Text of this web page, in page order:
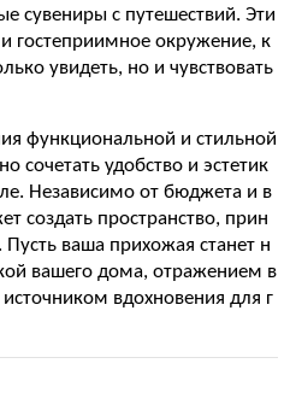
сувениры с путешествий. Эти
гостеприимное окружение, к
увидеть, но и чувствовать
функциональной и стильной
сочетать удобство и эстетик
Независимо от бюджета и в
создать пространство, прин
ваша прихожая станет н
вашего дома, отражением в
вдохновения для г